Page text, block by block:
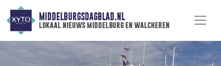
MIDDELBURGSDAGBLAD.NL
lokaal nieuws middelburg en walcheren